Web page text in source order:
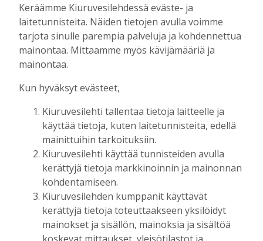
Aku Laatikainen 7.8.2026 12:00
Golftapahtuma tuotti jälleen komeasti
tukea Kiuruveden nuorille – palkittavat
julkaistaan loppuvuodesta
Aku Laatikainen
Biokaasu, Hingunniemi, tiet,
rahoitusasiat, työllisyys, lääkäripula… –
ministeri Sari Essayahin kanssa piisasi
keskustelunaiheita
Tilaajille
Aku Laatikainen
OP Kaskimaan vakavaraisuus vahvistui –
korkotason muutos heijastui alkuvuoden
tulokseen
Keräämme Kiuruvesilehdessä eväste- ja
laitetunnisteita. Näiden tietojen avulla voimme
tarjota sinulle parempia palveluja ja kohdennettua
mainontaa. Mittaamme myös kävijämääriä ja
mainontaa.
Kun hyväksyt evästeet,
Kiuruvesilehti tallentaa tietoja laitteelle ja
käyttää tietoja, kuten laitetunnisteita, edellä
mainittuihin tarkoituksiin.
Kiuruvesilehti käyttää tunnisteiden avulla
kerättyjä tietoja markkinoinnin ja mainonnan
kohdentamiseen.
Kiuruvesilehden kumppanit käyttävät
kerättyjä tietoja toteuttaakseen yksilöidyt
mainokset ja sisällön, mainoksia ja sisältöä
koskevat mittaukset, yleisötilastot ja